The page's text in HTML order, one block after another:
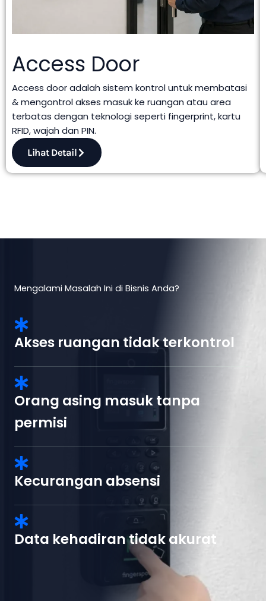
Access Door
Access door adalah sistem kontrol untuk membatasi
& mengontrol akses masuk ke ruangan atau area
terbatas dengan teknologi seperti fingerprint, kartu
RFID, wajah dan PIN.
Lihat Detail
Mengalami Masalah Ini di Bisnis Anda?
Akses ruangan tidak terkontrol
Orang asing masuk tanpa
permisi
Kecurangan absensi
Data kehadiran tidak akurat